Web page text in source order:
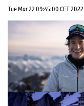
Tue Mar 22 09:45:00 CET 2022